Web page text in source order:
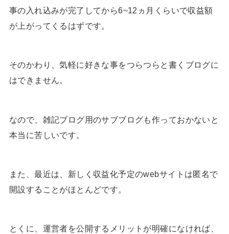
事の入れ込みが完了してから6~12ヵ月くらいで収益額
が上がってくるはずです。
そのかわり、気軽に好きな事をつらつらと書くブログに
はできません。
なので、雑記ブログ用のサブブログも作っておかないと
本当に苦しいです。
また、最近は、新しく収益化予定のwebサイトは匿名で
開設することがほとんどです。
とくに、運営者を公開するメリットが明確になければ、